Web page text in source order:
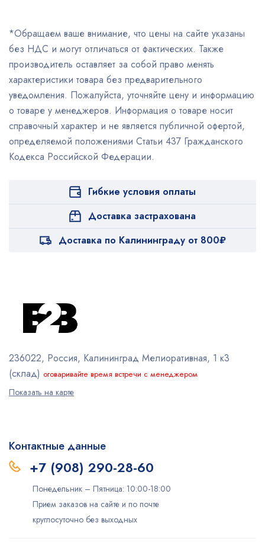
*Обращаем ваше внимание, что цены на сайте указаны
без НДС и могут отличаться от фактических. Также
производитель оставляет за собой право менять
характеристики товара без предварительного
уведомления. Пожалуйста, уточняйте цену и информацию
о товаре у менеджеров. Информация о товаре носит
справочный характер и не является публичной офертой,
определяемой положениями Статьи 437 Гражданского
Кодекса Российской Федерации.
Гибкие условия оплаты
Доставка застрахована
Доставка по Калининграду от 800₽
236022, Россия, Калининград Мелиоративная, 1 к3
(склад) оговаривайте время встречи с менеджером
Показать на карте
Контактные данные
+7 (908) 290-28-60
Понедельник – Пятница: 10:00-18:00
Прием заказов на сайте и по почте
круглосуточно без выходных